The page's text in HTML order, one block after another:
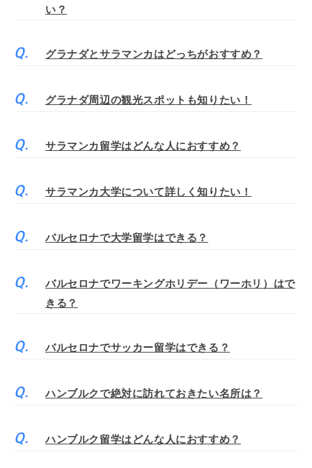
い？
グラナダとサラマンカはどっちがおすすめ？
グラナダ周辺の観光スポットも知りたい！
サラマンカ留学はどんな人におすすめ？
サラマンカ大学について詳しく知りたい！
バルセロナで大学留学はできる？
バルセロナでワーキングホリデー（ワーホリ）はで
きる？
バルセロナでサッカー留学はできる？
ハンブルクで絶対に訪れておきたい名所は？
ハンブルク留学はどんな人におすすめ？